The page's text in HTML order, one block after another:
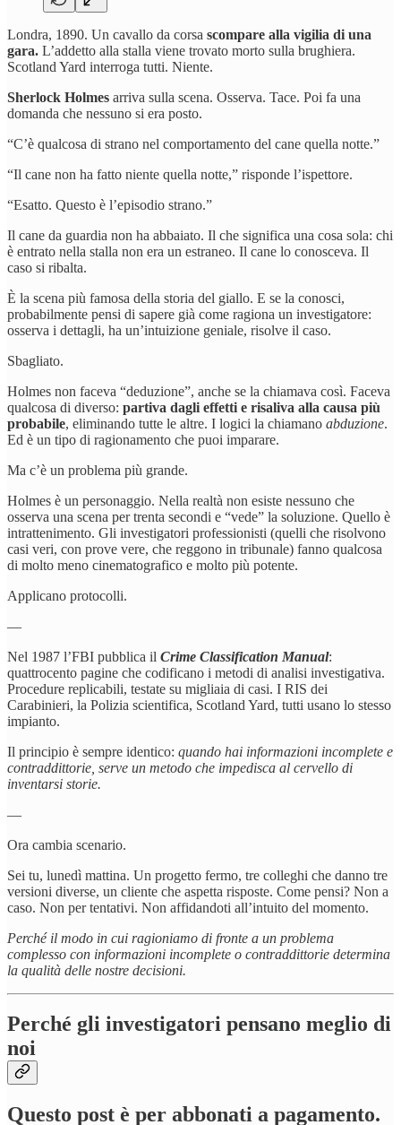
Londra, 1890. Un cavallo da corsa scompare alla vigilia di una
gara. L’addetto alla stalla viene trovato morto sulla brughiera.
Scotland Yard interroga tutti. Niente.
Sherlock Holmes arriva sulla scena. Osserva. Tace. Poi fa una
domanda che nessuno si era posto.
“C’è qualcosa di strano nel comportamento del cane quella notte.”
“Il cane non ha fatto niente quella notte,” risponde l’ispettore.
“Esatto. Questo è l’episodio strano.”
Il cane da guardia non ha abbaiato. Il che significa una cosa sola: chi
è entrato nella stalla non era un estraneo. Il cane lo conosceva. Il
caso si ribalta.
È la scena più famosa della storia del giallo. E se la conosci,
probabilmente pensi di sapere già come ragiona un investigatore:
osserva i dettagli, ha un’intuizione geniale, risolve il caso.
Sbagliato.
Holmes non faceva “deduzione”, anche se la chiamava così. Faceva
qualcosa di diverso: partiva dagli effetti e risaliva alla causa più
probabile, eliminando tutte le altre. I logici la chiamano abduzione.
Ed è un tipo di ragionamento che puoi imparare.
Ma c’è un problema più grande.
Holmes è un personaggio. Nella realtà non esiste nessuno che
osserva una scena per trenta secondi e “vede” la soluzione. Quello è
intrattenimento. Gli investigatori professionisti (quelli che risolvono
casi veri, con prove vere, che reggono in tribunale) fanno qualcosa
di molto meno cinematografico e molto più potente.
Applicano protocolli.
—
Nel 1987 l’FBI pubblica il Crime Classification Manual:
quattrocento pagine che codificano i metodi di analisi investigativa.
Procedure replicabili, testate su migliaia di casi. I RIS dei
Carabinieri, la Polizia scientifica, Scotland Yard, tutti usano lo stesso
impianto.
Il principio è sempre identico: quando hai informazioni incomplete e
contraddittorie, serve un metodo che impedisca al cervello di
inventarsi storie.
—
Ora cambia scenario.
Sei tu, lunedì mattina. Un progetto fermo, tre colleghi che danno tre
versioni diverse, un cliente che aspetta risposte. Come pensi? Non a
caso. Non per tentativi. Non affidandoti all’intuito del momento.
Perché il modo in cui ragioniamo di fronte a un problema
complesso con informazioni incomplete o contraddittorie determina
la qualità delle nostre decisioni.
Perché gli investigatori pensano meglio di
noi
Questo post è per abbonati a pagamento.